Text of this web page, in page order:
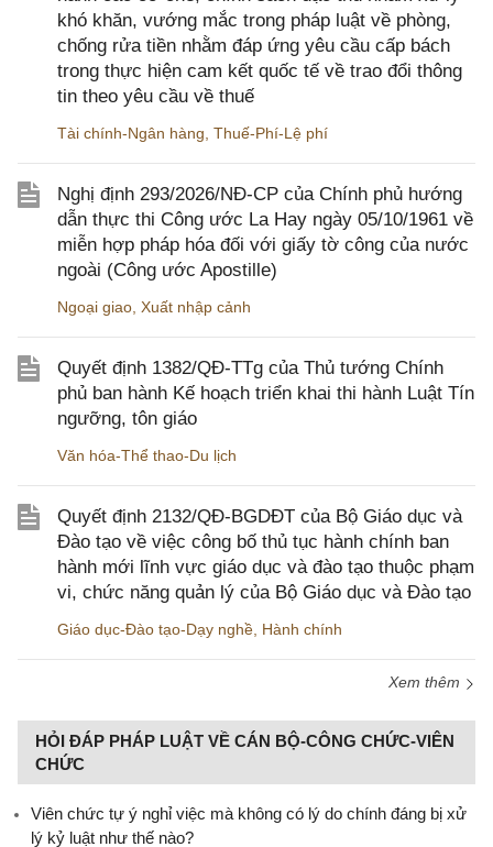
khó khăn, vướng mắc trong pháp luật về phòng,
chống rửa tiền nhằm đáp ứng yêu cầu cấp bách
trong thực hiện cam kết quốc tế về trao đổi thông
tin theo yêu cầu về thuế
Tài chính-Ngân hàng, Thuế-Phí-Lệ phí
Nghị định 293/2026/NĐ-CP của Chính phủ hướng
dẫn thực thi Công ước La Hay ngày 05/10/1961 về
miễn hợp pháp hóa đối với giấy tờ công của nước
ngoài (Công ước Apostille)
Ngoại giao, Xuất nhập cảnh
Quyết định 1382/QĐ-TTg của Thủ tướng Chính
phủ ban hành Kế hoạch triển khai thi hành Luật Tín
ngưỡng, tôn giáo
Văn hóa-Thể thao-Du lịch
Quyết định 2132/QĐ-BGDĐT của Bộ Giáo dục và
Đào tạo về việc công bố thủ tục hành chính ban
hành mới lĩnh vực giáo dục và đào tạo thuộc phạm
vi, chức năng quản lý của Bộ Giáo dục và Đào tạo
Giáo dục-Đào tạo-Dạy nghề, Hành chính
Xem thêm
HỎI ĐÁP PHÁP LUẬT VỀ CÁN BỘ-CÔNG CHỨC-VIÊN
CHỨC
Viên chức tự ý nghỉ việc mà không có lý do chính đáng bị xử
lý kỷ luật như thế nào?